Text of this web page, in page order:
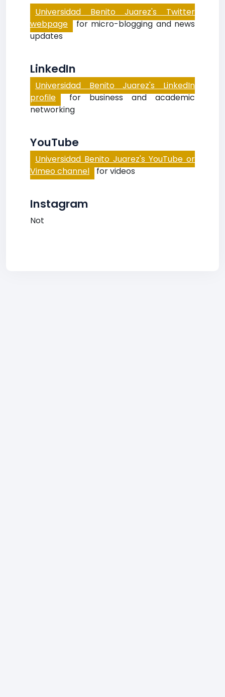
Universidad Benito Juarez's Twitter
webpage for micro-blogging and news
updates
LinkedIn
Universidad Benito Juarez's LinkedIn
profile for business and academic
networking
YouTube
Universidad Benito Juarez's YouTube or
Vimeo channel for videos
Instagram
Not